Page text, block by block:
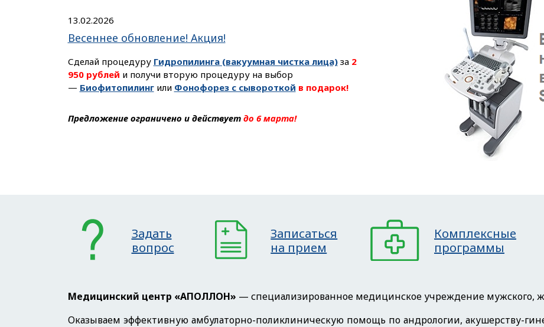
13.02.2026
Весеннее обновление! Акция!
Сделай процедуру Гидропилинга (вакуумная чистка лица)за 2
950 рублей и получи вторую процедуру на выбор
— Биофитопилингили Фонофорез с сывороткой в подарок!
Предложение ограничено и действует до 6 марта!
Задать
вопрос
Записаться
на прием
Комплексные
программы
Медицинский центр «АПОЛЛОН» — специализированное медицинское учреждение мужского,
Оказываем эффективную амбулаторно-поликлиническую помощь по андрологии, акушерству-